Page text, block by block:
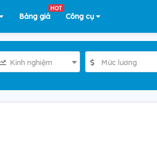
Bảng giá
HOT
Công cụ
Kinh nghiệm Mức lương